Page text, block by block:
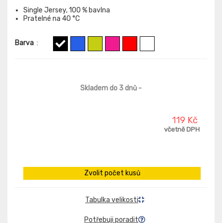
Single Jersey, 100 % bavlna
Pratelné na 40 °C
Barva :
Skladem do 3 dnů -
119 Kč
včetně DPH
Zvolit počet kusů
Tabulka velikosti
Potřebuji poradit